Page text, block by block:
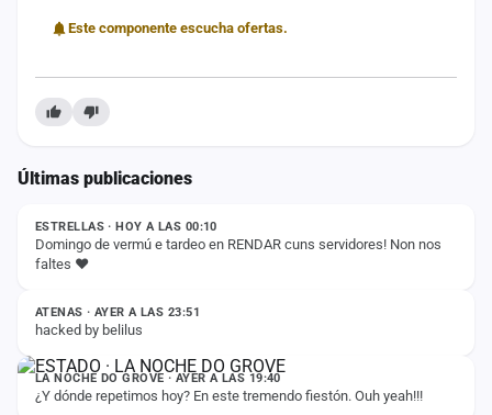
Este componente escucha ofertas.
Últimas publicaciones
ESTADO
ESTRELLAS · HOY A LAS 00:10
Domingo de vermú e tardeo en RENDAR cuns servidores! Non nos
faltes ❤️
ESTADO
ATENAS · AYER A LAS 23:51
hacked by belilus
ESTADO
LA NOCHE DO GROVE · AYER A LAS 19:40
¿Y dónde repetimos hoy? En este tremendo fiestón. Ouh yeah!!!
ESTADO